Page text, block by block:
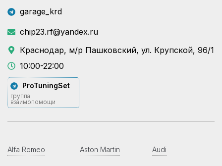
garage_krd
chip23.rf@yandex.ru
Краснодар, м/р Пашковский, ул. Крупской, 96/1
10:00-22:00
ProTuningSet
группа
взаимопомощи
Alfa Romeo Aston Martin Audi